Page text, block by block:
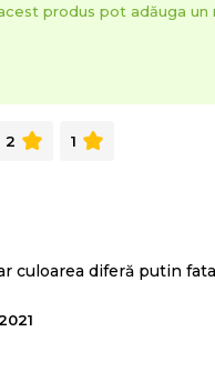
produs pot adăuga un
2 1
culoarea diferă putin